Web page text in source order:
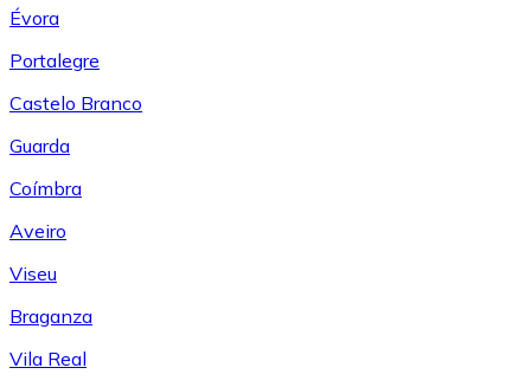
Évora
Portalegre
Castelo Branco
Guarda
Coímbra
Aveiro
Viseu
Braganza
Vila Real